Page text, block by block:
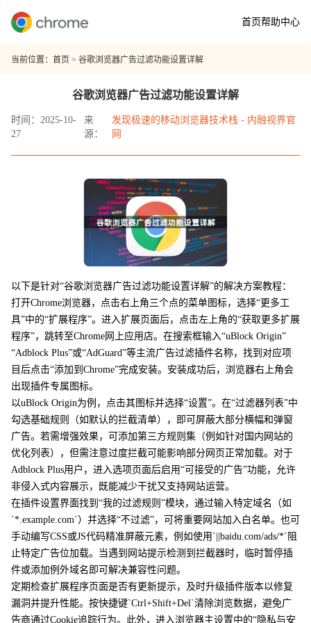
首页帮助中心
当前位置： 首页 > 谷歌浏览器广告过滤功能设置详解
谷歌浏览器广告过滤功能设置详解
时间：2025-10-
27
来
源：
发现极速的移动浏览器技术栈 - 内融视界官
网
以下是针对“谷歌浏览器广告过滤功能设置详解”的解决方案教程：
打开Chrome浏览器，点击右上角三个点的菜单图标，选择“更多工
具”中的“扩展程序”。进入扩展页面后，点击左上角的“获取更多扩展
程序”，跳转至Chrome网上应用店。在搜索框输入“uBlock Origin”
“Adblock Plus”或“AdGuard”等主流广告过滤插件名称，找到对应项
目后点击“添加到Chrome”完成安装。安装成功后，浏览器右上角会
出现插件专属图标。
以uBlock Origin为例，点击其图标并选择“设置”。在“过滤器列表”中
勾选基础规则（如默认的拦截清单），即可屏蔽大部分横幅和弹窗
广告。若需增强效果，可添加第三方规则集（例如针对国内网站的
优化列表），但需注意过度拦截可能影响部分网页正常加载。对于
Adblock Plus用户，进入选项页面后启用“可接受的广告”功能，允许
非侵入式内容展示，既能减少干扰又支持网站运营。
在插件设置界面找到“我的过滤规则”模块，通过输入特定域名（如
`*.example.com`）并选择“不过滤”，可将重要网站加入白名单。也可
手动编写CSS或JS代码精准屏蔽元素，例如使用`||baidu.com/ads/*`阻
止特定广告位加载。当遇到网站提示检测到拦截器时，临时暂停插
件或添加例外域名即可解决兼容性问题。
定期检查扩展程序页面是否有更新提示，及时升级插件版本以修复
漏洞并提升性能。按快捷键`Ctrl+Shift+Del`清除浏览数据，避免广
告商通过Cookie追踪行为。此外，进入浏览器主设置中的“隐私与安